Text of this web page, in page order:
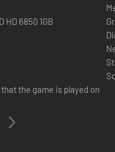
del Lamento inicia una
y se
Mientras tanto,
Caza encadenada y
HD 6850 1GB
the game is played on